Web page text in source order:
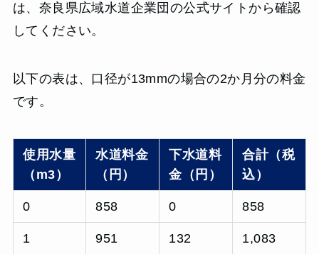
は、奈良県広域水道企業団の公式サイトから確認
してください。
以下の表は、口径が13mmの場合の2か月分の料金
です。
使用水量
（m3）
水道料金
（円）
下水道料
金（円）
合計（税
込）
0 858 0 858
1 951 132 1,083